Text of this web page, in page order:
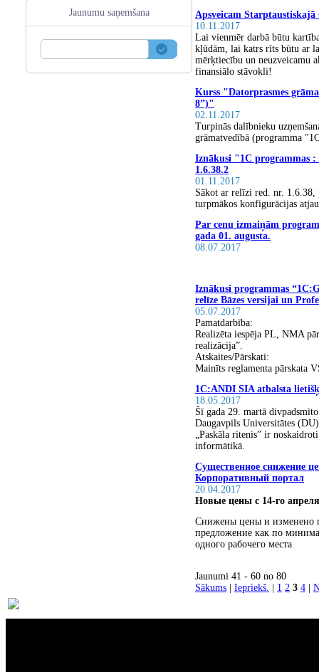
Jaunumu saņemšana
Apsveicam
10.11.2017
Lai vienmēr darbā būtu
kļūdām, lai katrs rīts būtu ar
mērķtiecību un
finansiālo stāvokli!
Kurss "Datorprasmes
8”)"
02.11.2017
Turpinās dalībnieku
grāmatvedībā (programma
Iznākusi "1С programmas
1.6.38.2
01.11.2017
Sākot ar relīzi red. nr. 1.6.38,
turpmākos konfigurācijas
Par cenu izmaiņām
gada 01. augusta.
08.07.2017
Iznākusi programmas
relīze Bāzes versijai un
05.07.2017
Pamatdarbība:
Realizēta iespēja PL, NMA
realizācija”.
Atskaites/Pārskati:
Mainīts reglamenta pārskata
1C:ANDI SIA atbalsta
18.05.2017
Šī gada 29. martā
Daugavpils Universitātes
„Paskāla ritenis” ir
informātikā.
Существенное снижение
Корпоративный портал
20.04.2017
Новые цены с 14-го
Снижены цены и изменено
предложение как по
одного рабочего места
Jaunumi 41 - 60 no 80
Sākums
Iepriekš. 1 2 3 4